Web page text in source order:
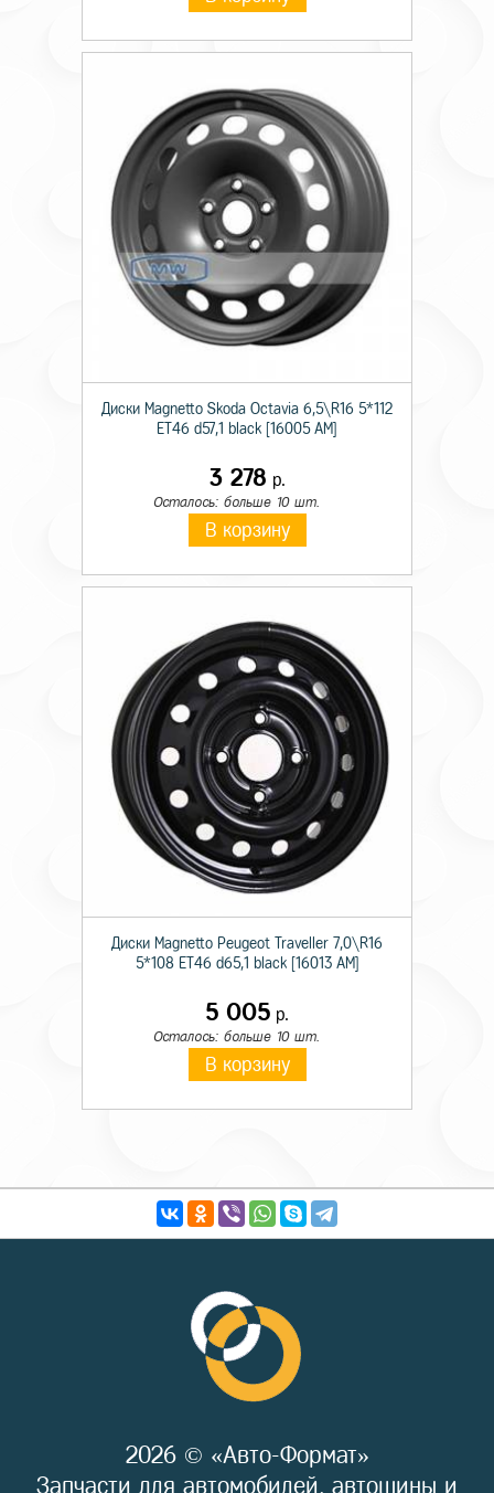
Диски Magnetto Skoda Octavia 6,5\R16 5*112
ET46 d57,1 black [16005 AM]
3 278 р.
Осталось: больше 10 шт.
В корзину
Диски Magnetto Peugeot Traveller 7,0\R16
5*108 ET46 d65,1 black [16013 AM]
5 005 р.
Осталось: больше 10 шт.
В корзину
2026 © «Авто-Формат»
Запчасти для автомобилей, автошины и